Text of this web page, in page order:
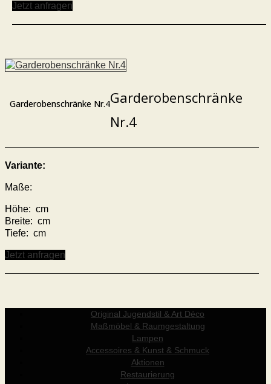
Jetzt anfragen
Garderobenschränke Nr.4Garderobenschränke
Nr.4
Variante:
Maße:
Höhe: cm
Breite: cm
Tiefe: cm
Jetzt anfragen
Original Jugendstil & Art Déco
Maßmöbel & Raumgestaltung
Lampen
Accessoires & Kunst & Schmuck
Aktionen
Restaurierung